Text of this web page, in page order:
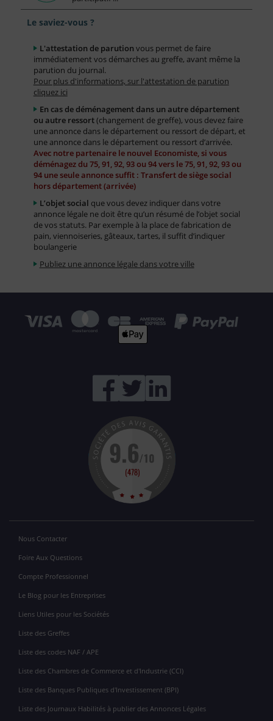
Le saviez-vous ?
L'attestation de parution vous permet de faire
immédiatement vos démarches au greffe, avant même la
parution du journal.
Pour plus d'informations, sur l'attestation de parution
cliquez ici
En cas de déménagement dans un autre département
ou autre ressort(changement de greffe), vous devez faire
une annonce dans le département ou ressort de départ, et
une annonce dans le département ou ressort d’arrivée.
Avec notre partenaire le nouvel Economiste, si vous
déménagez du 75, 91, 92, 93 ou 94 vers le 75, 91, 92, 93 ou
94 une seule annonce suffit : Transfert de siège social
hors département (arrivée)
L’objet social que vous devez indiquer dans votre
annonce légale ne doit être qu’un résumé de l’objet social
de vos statuts. Par exemple à la place de fabrication de
pain, viennoiseries, gâteaux, tartes, il suffit d’indiquer
boulangerie
Publiez une annonce légale dans votre ville
Nous Contacter
Foire Aux Questions
Compte Professionnel
Le Blog pour les Entreprises
Liens Utiles pour les Sociétés
Liste des Greffes
Liste des codes NAF / APE
Liste des Chambres de Commerce et d'Industrie (CCI)
Liste des Banques Publiques d'Investissement (BPI)
Liste des Journaux Habilités à publier des Annonces Légales